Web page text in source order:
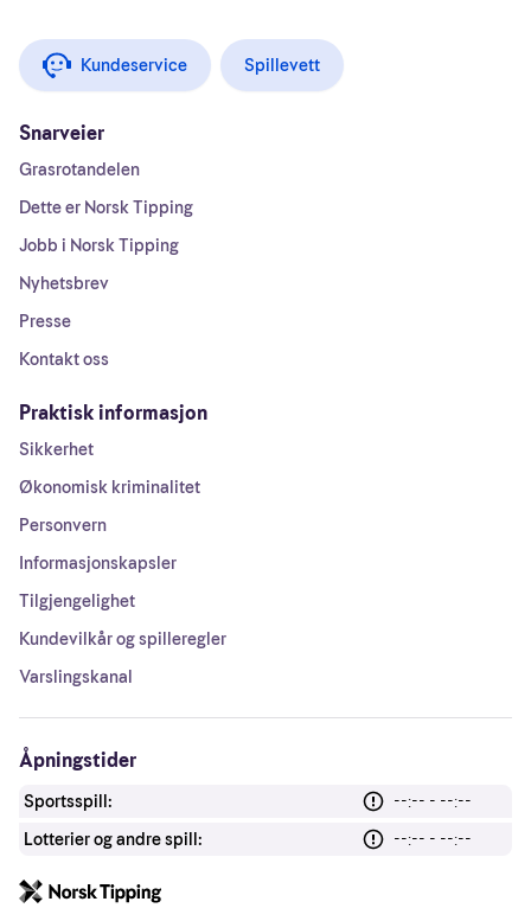
Kundeservice Spillevett
Snarveier
Grasrotandelen
Dette er Norsk Tipping
Jobb i Norsk Tipping
Nyhetsbrev
Presse
Kontakt oss
Praktisk informasjon
Sikkerhet
Økonomisk kriminalitet
Personvern
Informasjonskapsler
Tilgjengelighet
Kundevilkår og spilleregler
Varslingskanal
Åpningstider
Sportsspill:
--:-- - --:--
Lotterier og andre spill:
--:-- - --:--